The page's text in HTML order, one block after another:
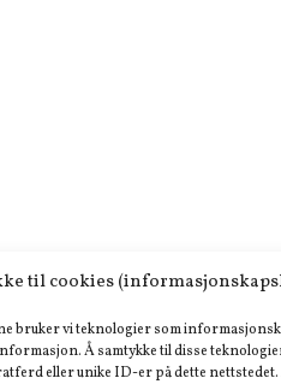
til cookies
bruker vi teknologier som
Å samtykke til disse
eller unike ID-er på dette nettstedet.